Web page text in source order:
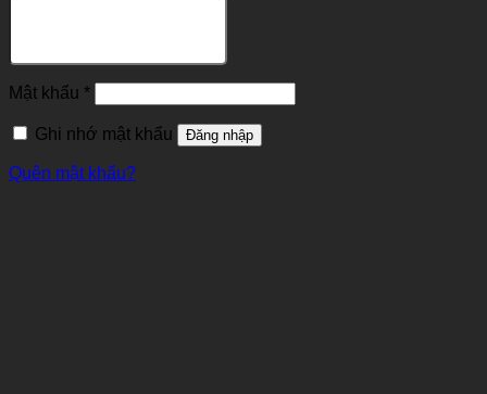
Mật khẩu *
Ghi nhớ mật khẩu Đăng nhập
Quên mật khẩu?